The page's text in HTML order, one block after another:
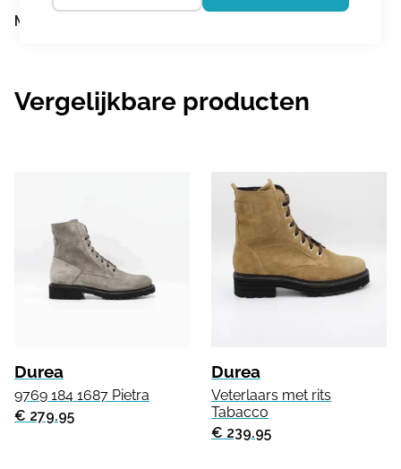
Merk:
Vergelijkbare producten
Durea
9769 184 1687 Pietra
€ 279.95
Durea
Veterlaars met rits
Tabacco
€ 239.95